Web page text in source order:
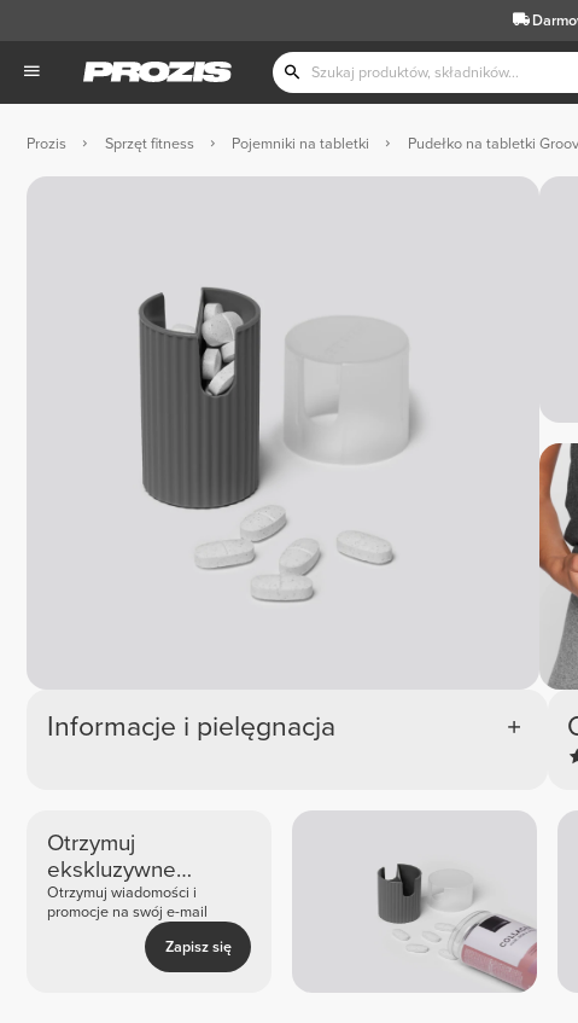
Prozis Sprzęt fitness Pojemniki na tabletki Pudełko na tabletki
Informacje i pielęgnacja
Otrzymuj
ekskluzywne
nowości i oferty
Otrzymuj wiadomości i
promocje na swój e-mail
Zapisz się